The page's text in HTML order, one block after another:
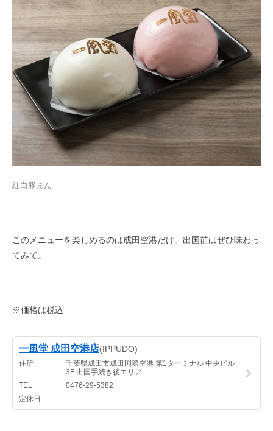
紅白豚まん
このメニューを楽しめるのは成田空港だけ。出国前はぜひ味わっ
てみて。
※価格は税込